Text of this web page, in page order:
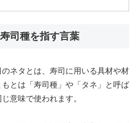
司種を指す言葉
ネタとは、寿司に用いる具材や材
とは「寿司種」や「タネ」と呼ば
意味で使われます。